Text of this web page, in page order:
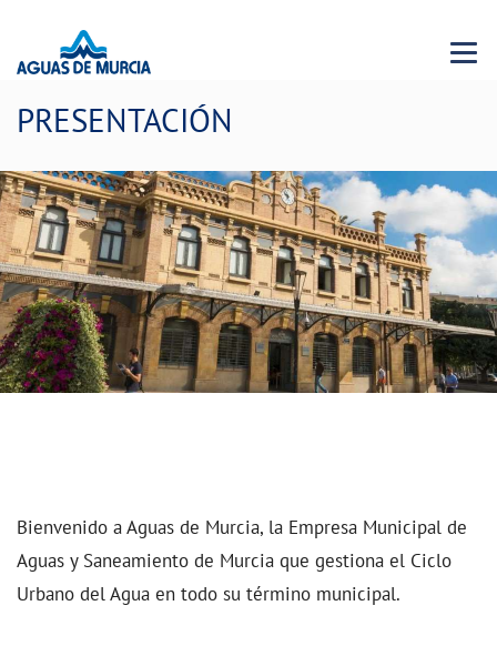
Menu
PRESENTACIÓN
Bienvenido a Aguas de Murcia, la Empresa Municipal de
Aguas y Saneamiento de Murcia que gestiona el Ciclo
Urbano del Agua en todo su término municipal.